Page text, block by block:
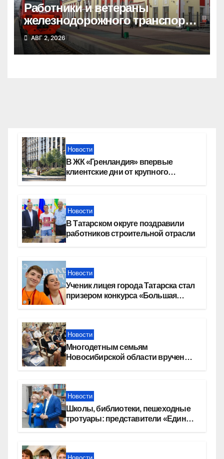
Работники и ветераны
железнодорожного транспорта
Татарского округа принимают
поздравления
АВГ 2, 2026
Новости
В ЖК «Гренландия» впервые
клиентские дни от крупного
Новости
В Татарском округе поздравили
работников строительной отрасли
Новости
Ученик лицея города Татарска стал
призером конкурса «Большая
Новости
Многодетным семьям
Новосибирской области вручены
Новости
Школы, библиотеки, пешеходные
тротуары: представители «Единой